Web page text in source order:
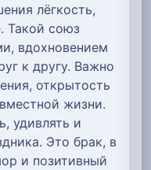
лёгкость,
Такой союз
вдохновением
к другу. Важно
открытость
жизни.
удивлять и
Это брак, в
и позитивный